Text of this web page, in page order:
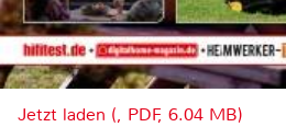
Jetzt laden (, PDF, 6.04 MB)